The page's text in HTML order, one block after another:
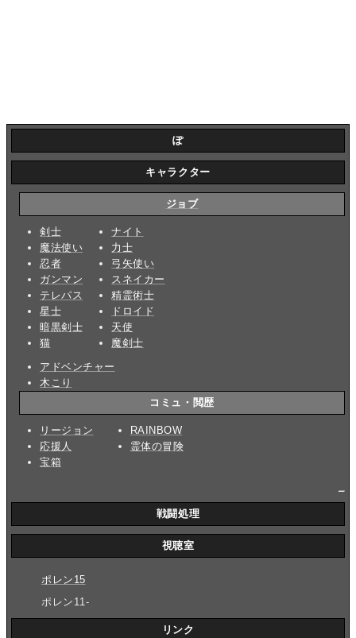
ぽ
キャラクター
ジョブ
剣士
魔法使い
忍者
ガンマン
テレパス
星士
暗黒剣士
猫
ナイト
力士
弓矢使い
スネイカー
精霊術士
ドロイド
天使
魔剣士
アドベンチャー
木こり
コミュ・閲歴
リージョン
応援人
宝箱
RAINBOW
霊体の冒険
戦闘処理
視聴室
ポレン15
ポレン11-
リンク